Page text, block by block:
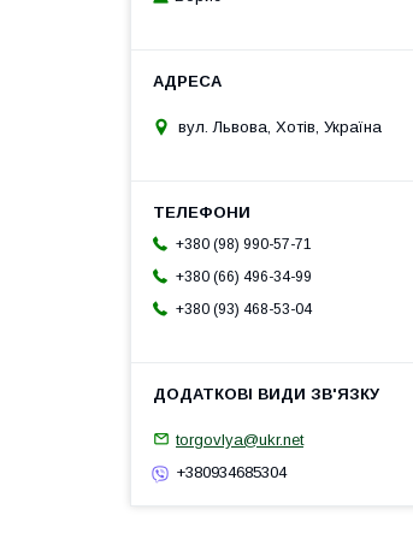
вул. Львова, Хотів, Україна
+380 (98) 990-57-71
+380 (66) 496-34-99
+380 (93) 468-53-04
torgovlya@ukr.net
+380934685304